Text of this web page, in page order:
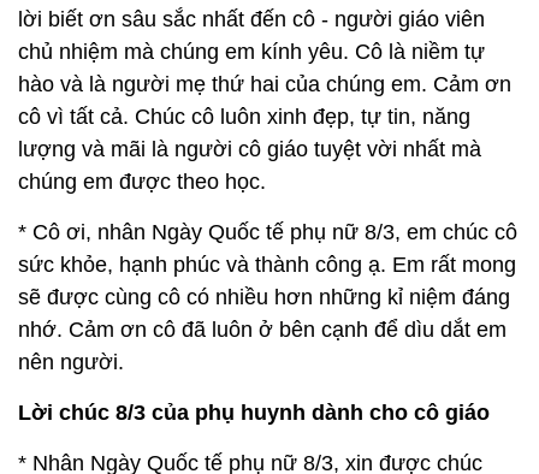
lời biết ơn sâu sắc nhất đến cô - người giáo viên
chủ nhiệm mà chúng em kính yêu. Cô là niềm tự
hào và là người mẹ thứ hai của chúng em. Cảm ơn
cô vì tất cả. Chúc cô luôn xinh đẹp, tự tin, năng
lượng và mãi là người cô giáo tuyệt vời nhất mà
chúng em được theo học.
* Cô ơi, nhân Ngày Quốc tế phụ nữ 8/3, em chúc cô
sức khỏe, hạnh phúc và thành công ạ. Em rất mong
sẽ được cùng cô có nhiều hơn những kỉ niệm đáng
nhớ. Cảm ơn cô đã luôn ở bên cạnh để dìu dắt em
nên người.
Lời chúc 8/3 của phụ huynh dành cho cô giáo
* Nhân Ngày Quốc tế phụ nữ 8/3, xin được chúc